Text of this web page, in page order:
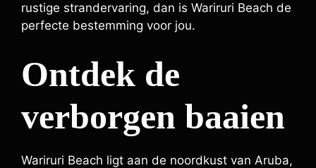
rustige strandervaring, dan is Wariruri Beach de
perfecte bestemming voor jou.
Ontdek de
verborgen baaien
Wariruri Beach ligt aan de noordkust van Aruba,